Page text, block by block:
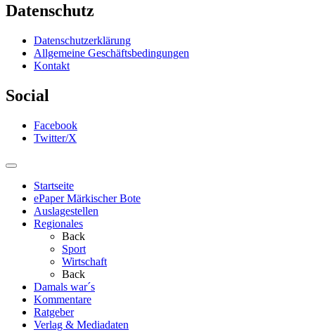
Datenschutz
Datenschutzerklärung
Allgemeine Geschäftsbedingungen
Kontakt
Social
Facebook
Twitter/X
Startseite
ePaper Märkischer Bote
Auslagestellen
Regionales
Back
Sport
Wirtschaft
Back
Damals war´s
Kommentare
Ratgeber
Verlag & Mediadaten